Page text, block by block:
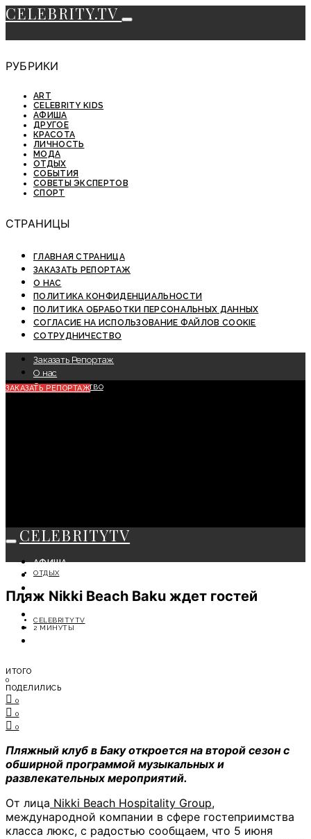
CELEBRITY.TV
РУБРИКИ
ART
CELEBRITY KIDS
АФИША
ДРУГОЕ
КРАСОТА
ЛИЧНОСТЬ
МОДА
ОТДЫХ
СОБЫТИЯ
СОВЕТЫ ЭКСПЕРТОВ
СПОРТ
СТРАНИЦЫ
ГЛАВНАЯ СТРАНИЦА
ЗАКАЗАТЬ РЕПОРТАЖ
О НАС
ПОЛИТИКА КОНФИДЕНЦИАЛЬНОСТИ
ПОЛИТИКА ОБРАБОТКИ ПЕРСОНАЛЬНЫХ ДАННЫХ
СОГЛАСИЕ НА ИСПОЛЬЗОВАНИЕ ФАЙЛОВ COOKIE
СОТРУДНИЧЕСТВО
Заказать Репортаж
О нас
Сотрудничество
ЗАКАЗАТЬ РЕПОРТАЖ
CELEBRITYTV
АФИША
СОБЫТИЯ
КРАСОТА
МОДА
ЛИЧНОСТЬ
ОТДЫХ
ОТДЫХ
Пляж Nikki Beach Baku ждет гостей
CELEBRITYTV
2 МИНУТЫ
ИТОГО
0
ПОДЕЛИЛИСЬ
0
0
0
Пляжный клуб в Баку откроется на второй сезон с
обширной программой музыкальных и
развлекательных мероприятий.
От лица Nikki Beach Hospitality Group,
международной компании в сфере гостеприимства
класса люкс, с радостью сообщаем, что 5 июня